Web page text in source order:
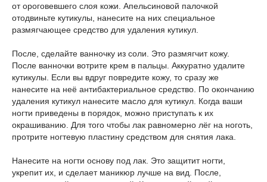
от ороговевшего слоя кожи. Апельсиновой палочкой
отодвиньте кутикулы, нанесите на них специальное
размягчающее средство для удаления кутикул.
После, сделайте ванночку из соли. Это размягчит кожу.
После ванночки вотрите крем в пальцы. Аккуратно удалите
кутикулы. Если вы вдруг повредите кожу, то сразу же
нанесите на неё антибактериальное средство. По окончанию
удаления кутикул нанесите масло для кутикул. Когда ваши
ногти приведены в порядок, можно приступать к их
окрашиванию. Для того чтобы лак равномерно лёг на ноготь,
протрите ногтевую пластину средством для снятия лака.
Нанесите на ногти основу под лак. Это защитит ногти,
укрепит их, и сделает маникюр лучше на вид. После,